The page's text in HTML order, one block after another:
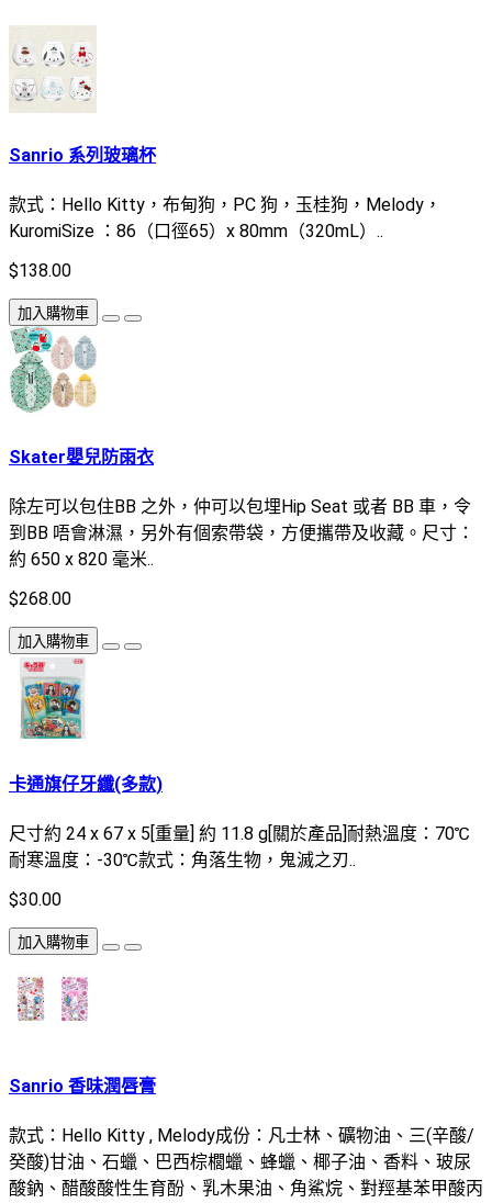
Sanrio 系列玻璃杯
款式：Hello Kitty，布甸狗，PC 狗，玉桂狗，Melody，
KuromiSize ：86（口徑65）x 80mm（320mL）..
$138.00
加入購物車
Skater嬰兒防雨衣
除左可以包住BB 之外，仲可以包埋Hip Seat 或者 BB 車，令
到BB 唔會淋濕，另外有個索帶袋，方便攜帶及收藏。尺寸：
約 650 x 820 毫米..
$268.00
加入購物車
卡通旗仔牙纖(多款)
尺寸約 24 x 67 x 5[重量] 約 11.8 g[關於產品]耐熱溫度：70℃
耐寒溫度：-30℃款式：角落生物，鬼滅之刃..
$30.00
加入購物車
Sanrio 香味潤唇膏
款式：Hello Kitty , Melody成份：凡士林、礦物油、三(辛酸/
癸酸)甘油、石蠟、巴西棕櫚蠟、蜂蠟、椰子油、香料、玻尿
酸鈉、醋酸酸性生育酚、乳木果油、角鯊烷、對羥基苯甲酸丙